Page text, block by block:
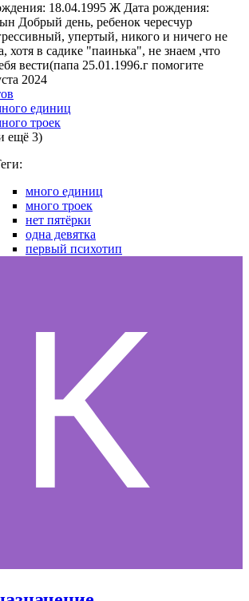
18.04.1995 Ж Дата рождения:
Добрый день, ребенок чересчур
упертый, никого и ничего не
хотя в садике "паинька", не знаем ,что
вести(папа 25.01.1996.г помогите
2024
единиц
троек
ещё 3)
много единиц
много троек
нет пятёрки
одна девятка
первый психотип